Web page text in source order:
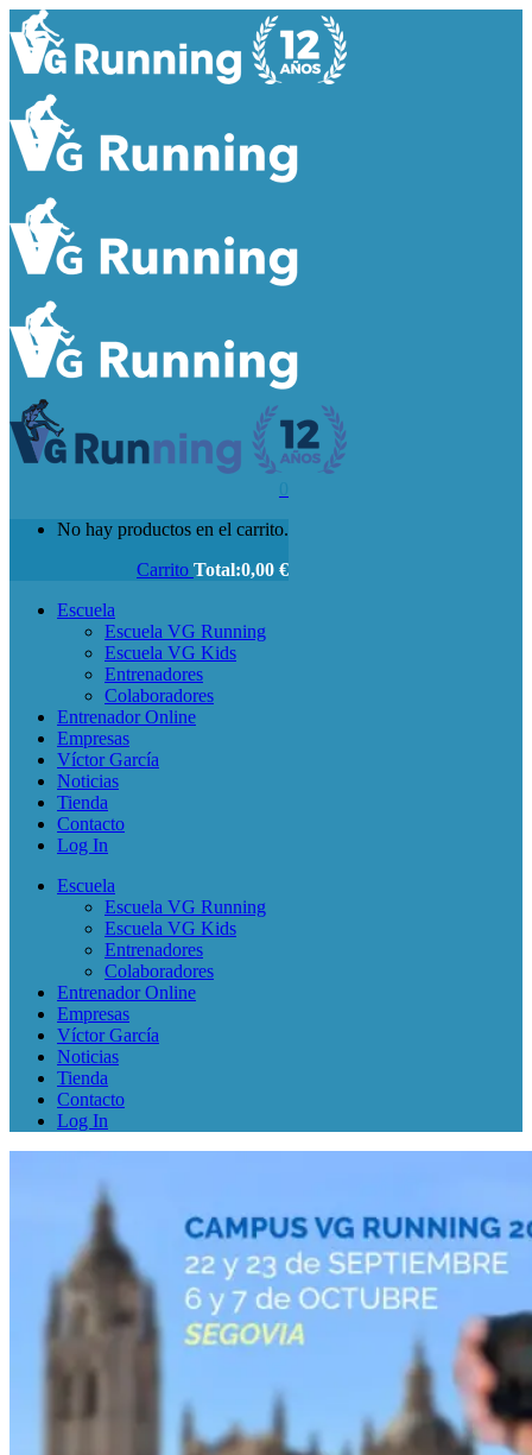
No hay productos en el carrito.
Carrito Total:0,00 €
Escuela
Escuela VG Running
Escuela VG Kids
Entrenadores
Colaboradores
Entrenador Online
Empresas
Víctor García
Noticias
Tienda
Contacto
Log In
Escuela
Escuela VG Running
Escuela VG Kids
Entrenadores
Colaboradores
Entrenador Online
Empresas
Víctor García
Noticias
Tienda
Contacto
Log In